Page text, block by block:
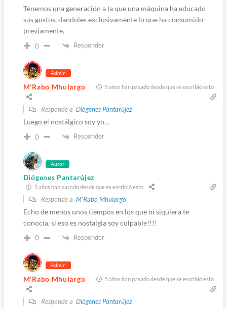
Tenemos una generación a la que una máquina ha educado
sus gustos, dandoles exclusivamente lo que ha consumido
previamente.
0 Responder
Admin
M'Rabo Mhulargo 5 años han pasado desde que se escribió esto
Responde a Diógenes Pantarújez
Luego el nostálgico soy yo…
0 Responder
Autor
Diógenes Pantarújez
5 años han pasado desde que se escribió esto
Responde a M'Rabo Mhulargo
Echo de menos unos tiempos en los que ni siquiera te
conocía, si eso es nostalgia soy culpable!!!!
0 Responder
Admin
M'Rabo Mhulargo 5 años han pasado desde que se escribió esto
Responde a Diógenes Pantarújez